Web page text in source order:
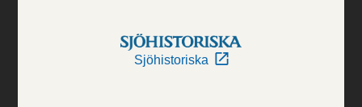
Sjöhistoriska